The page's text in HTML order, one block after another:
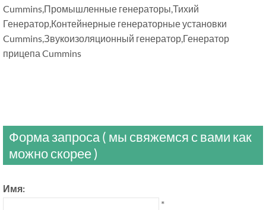
Cummins,Промышленные генераторы,Тихий
Генератор,Контейнерные генераторные установки
Cummins,Звукоизоляционный генератор,Генератор
прицепа Cummins
Форма запроса ( мы свяжемся с вами как
можно скорее )
Имя:
*